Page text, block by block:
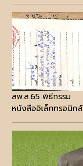
สพ.ส.65 พิธีกรรม
หนังสืออิเล็กทรอนิกส์